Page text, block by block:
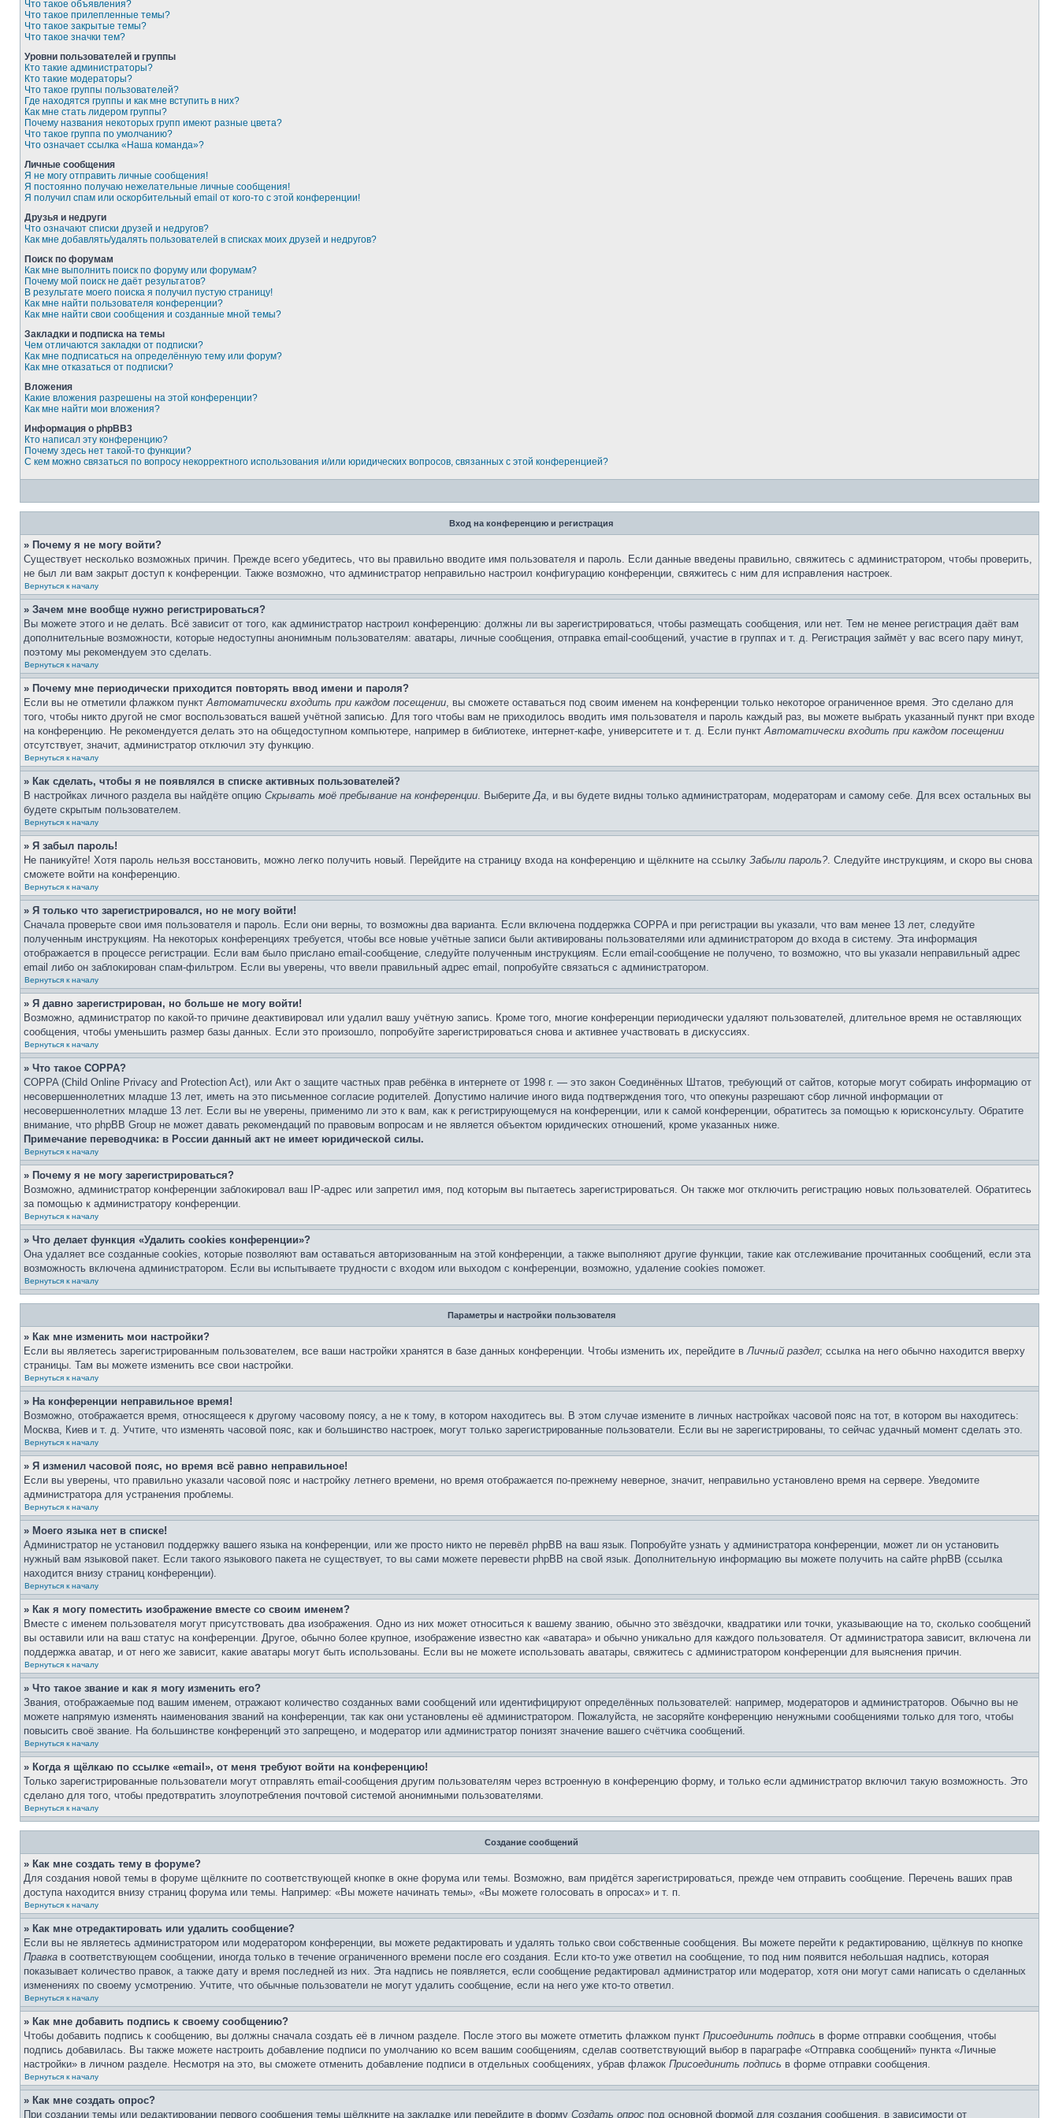
Что такое объявления?
Что такое прилепленные темы?
Что такое закрытые темы?
Что такое значки тем?
Уровни пользователей и группы
Кто такие администраторы?
Кто такие модераторы?
Что такое группы пользователей?
Где находятся группы и как мне вступить в них?
Как мне стать лидером группы?
Почему названия некоторых групп имеют разные цвета?
Что такое группа по умолчанию?
Что означает ссылка «Наша команда»?
Личные сообщения
Я не могу отправить личные сообщения!
Я постоянно получаю нежелательные личные сообщения!
Я получил спам или оскорбительный email от кого-то с этой конференции!
Друзья и недруги
Что означают списки друзей и недругов?
Как мне добавлять/удалять пользователей в списках моих друзей и недругов?
Поиск по форумам
Как мне выполнить поиск по форуму или форумам?
Почему мой поиск не даёт результатов?
В результате моего поиска я получил пустую страницу!
Как мне найти пользователя конференции?
Как мне найти свои сообщения и созданные мной темы?
Закладки и подписка на темы
Чем отличаются закладки от подписки?
Как мне подписаться на определённую тему или форум?
Как мне отказаться от подписки?
Вложения
Какие вложения разрешены на этой конференции?
Как мне найти мои вложения?
Информация о phpBB3
Кто написал эту конференцию?
Почему здесь нет такой-то функции?
С кем можно связаться по вопросу некорректного использования и/или юридических вопросов, связанных с этой конференцией?
Вход на конференцию и регистрация
» Почему я не могу войти?
Существует несколько возможных причин. Прежде всего убедитесь, что вы правильно вводите имя пользователя и пароль. Если данные введены правильно, свяжитесь с администратором, чтобы проверить,
не был ли вам закрыт доступ к конференции. Также возможно, что администратор неправильно настроил конфигурацию конференции, свяжитесь с ним для исправления настроек.
Вернуться к началу
» Зачем мне вообще нужно регистрироваться?
Вы можете этого и не делать. Всё зависит от того, как администратор настроил конференцию: должны ли вы зарегистрироваться, чтобы размещать сообщения, или нет. Тем не менее регистрация даёт вам
дополнительные возможности, которые недоступны анонимным пользователям: аватары, личные сообщения, отправка email-сообщений, участие в группах и т. д. Регистрация займёт у вас всего пару минут,
поэтому мы рекомендуем это сделать.
Вернуться к началу
» Почему мне периодически приходится повторять ввод имени и пароля?
Если вы не отметили флажком пунктАвтоматически входить при каждом посещении, вы сможете оставаться под своим именем на конференции только некоторое ограниченное время. Это сделано для
того, чтобы никто другой не смог воспользоваться вашей учётной записью. Для того чтобы вам не приходилось вводить имя пользователя и пароль каждый раз, вы можете выбрать указанный пункт при входе
на конференцию. Не рекомендуется делать это на общедоступном компьютере, например в библиотеке, интернет-кафе, университете и т. д. Если пунктАвтоматически входить при каждом посещении
отсутствует, значит, администратор отключил эту функцию.
Вернуться к началу
» Как сделать, чтобы я не появлялся в списке активных пользователей?
В настройках личного раздела вы найдёте опцию Скрывать моё пребывание на конференции. ВыберитеДа, и вы будете видны только администраторам, модераторам и самому себе. Для всех остальных вы
будете скрытым пользователем.
Вернуться к началу
» Я забыл пароль!
Не паникуйте! Хотя пароль нельзя восстановить, можно легко получить новый. Перейдите на страницу входа на конференцию и щёлкните на ссылку Забыли пароль?. Следуйте инструкциям, и скоро вы снова
сможете войти на конференцию.
Вернуться к началу
» Я только что зарегистрировался, но не могу войти!
Сначала проверьте свои имя пользователя и пароль. Если они верны, то возможны два варианта. Если включена поддержка COPPA и при регистрации вы указали, что вам менее 13 лет, следуйте
полученным инструкциям. На некоторых конференциях требуется, чтобы все новые учётные записи были активированы пользователями или администратором до входа в систему. Эта информация
отображается в процессе регистрации. Если вам было прислано email-сообщение, следуйте полученным инструкциям. Если email-сообщение не получено, то возможно, что вы указали неправильный адрес
email либо он заблокирован спам-фильтром. Если вы уверены, что ввели правильный адрес email, попробуйте связаться с администратором.
Вернуться к началу
» Я давно зарегистрирован, но больше не могу войти!
Возможно, администратор по какой-то причине деактивировал или удалил вашу учётную запись. Кроме того, многие конференции периодически удаляют пользователей, длительное время не оставляющих
сообщения, чтобы уменьшить размер базы данных. Если это произошло, попробуйте зарегистрироваться снова и активнее участвовать в дискуссиях.
Вернуться к началу
» Что такое COPPA?
COPPA (Child Online Privacy and Protection Act), или Акт о защите частных прав ребёнка в интернете от 1998 г. — это закон Соединённых Штатов, требующий от сайтов, которые могут собирать информацию от
несовершеннолетних младше 13 лет, иметь на это письменное согласие родителей. Допустимо наличие иного вида подтверждения того, что опекуны разрешают сбор личной информации от
несовершеннолетних младше 13 лет. Если вы не уверены, применимо ли это к вам, как к регистрирующемуся на конференции, или к самой конференции, обратитесь за помощью к юрисконсульту. Обратите
внимание, что phpBB Group не может давать рекомендаций по правовым вопросам и не является объектом юридических отношений, кроме указанных ниже.
Примечание переводчика: в России данный акт не имеет юридической силы.
Вернуться к началу
» Почему я не могу зарегистрироваться?
Возможно, администратор конференции заблокировал ваш IP-адрес или запретил имя, под которым вы пытаетесь зарегистрироваться. Он также мог отключить регистрацию новых пользователей. Обратитесь
за помощью к администратору конференции.
Вернуться к началу
» Что делает функция «Удалить cookies конференции»?
Она удаляет все созданные cookies, которые позволяют вам оставаться авторизованным на этой конференции, а также выполняют другие функции, такие как отслеживание прочитанных сообщений, если эта
возможность включена администратором. Если вы испытываете трудности с входом или выходом с конференции, возможно, удаление cookies поможет.
Вернуться к началу
Параметры и настройки пользователя
» Как мне изменить мои настройки?
Если вы являетесь зарегистрированным пользователем, все ваши настройки хранятся в базе данных конференции. Чтобы изменить их, перейдите вЛичный раздел; ссылка на него обычно находится вверху
страницы. Там вы можете изменить все свои настройки.
Вернуться к началу
» На конференции неправильное время!
Возможно, отображается время, относящееся к другому часовому поясу, а не к тому, в котором находитесь вы. В этом случае измените в личных настройках часовой пояс на тот, в котором вы находитесь:
Москва, Киев и т. д. Учтите, что изменять часовой пояс, как и большинство настроек, могут только зарегистрированные пользователи. Если вы не зарегистрированы, то сейчас удачный момент сделать это.
Вернуться к началу
» Я изменил часовой пояс, но время всё равно неправильное!
Если вы уверены, что правильно указали часовой пояс и настройку летнего времени, но время отображается по-прежнему неверное, значит, неправильно установлено время на сервере. Уведомите
администратора для устранения проблемы.
Вернуться к началу
» Моего языка нет в списке!
Администратор не установил поддержку вашего языка на конференции, или же просто никто не перевёл phpBB на ваш язык. Попробуйте узнать у администратора конференции, может ли он установить
нужный вам языковой пакет. Если такого языкового пакета не существует, то вы сами можете перевести phpBB на свой язык. Дополнительную информацию вы можете получить на сайте phpBB (ссылка
находится внизу страниц конференции).
Вернуться к началу
» Как я могу поместить изображение вместе со своим именем?
Вместе с именем пользователя могут присутствовать два изображения. Одно из них может относиться к вашему званию, обычно это звёздочки, квадратики или точки, указывающие на то, сколько сообщений
вы оставили или на ваш статус на конференции. Другое, обычно более крупное, изображение известно как «аватара» и обычно уникально для каждого пользователя. От администратора зависит, включена ли
поддержка аватар, и от него же зависит, какие аватары могут быть использованы. Если вы не можете использовать аватары, свяжитесь с администратором конференции для выяснения причин.
Вернуться к началу
» Что такое звание и как я могу изменить его?
Звания, отображаемые под вашим именем, отражают количество созданных вами сообщений или идентифицируют определённых пользователей: например, модераторов и администраторов. Обычно вы не
можете напрямую изменять наименования званий на конференции, так как они установлены её администратором. Пожалуйста, не засоряйте конференцию ненужными сообщениями только для того, чтобы
повысить своё звание. На большинстве конференций это запрещено, и модератор или администратор понизят значение вашего счётчика сообщений.
Вернуться к началу
» Когда я щёлкаю по ссылке «email», от меня требуют войти на конференцию!
Только зарегистрированные пользователи могут отправлять email-сообщения другим пользователям через встроенную в конференцию форму, и только если администратор включил такую возможность. Это
сделано для того, чтобы предотвратить злоупотребления почтовой системой анонимными пользователями.
Вернуться к началу
Создание сообщений
» Как мне создать тему в форуме?
Для создания новой темы в форуме щёлкните по соответствующей кнопке в окне форума или темы. Возможно, вам придётся зарегистрироваться, прежде чем отправить сообщение. Перечень ваших прав
доступа находится внизу страниц форума или темы. Например: «Вы можете начинать темы», «Вы можете голосовать в опросах» и т. п.
Вернуться к началу
» Как мне отредактировать или удалить сообщение?
Если вы не являетесь администратором или модератором конференции, вы можете редактировать и удалять только свои собственные сообщения. Вы можете перейти к редактированию, щёлкнув по кнопке
Правка в соответствующем сообщении, иногда только в течение ограниченного времени после его создания. Если кто-то уже ответил на сообщение, то под ним появится небольшая надпись, которая
показывает количество правок, а также дату и время последней из них. Эта надпись не появляется, если сообщение редактировал администратор или модератор, хотя они могут сами написать о сделанных
изменениях по своему усмотрению. Учтите, что обычные пользователи не могут удалить сообщение, если на него уже кто-то ответил.
Вернуться к началу
» Как мне добавить подпись к своему сообщению?
Чтобы добавить подпись к сообщению, вы должны сначала создать её в личном разделе. После этого вы можете отметить флажком пункт Присоединить подпись в форме отправки сообщения, чтобы
подпись добавилась. Вы также можете настроить добавление подписи по умолчанию ко всем вашим сообщениям, сделав соответствующий выбор в параграфе «Отправка сообщений» пункта «Личные
настройки» в личном разделе. Несмотря на это, вы сможете отменить добавление подписи в отдельных сообщениях, убрав флажок Присоединить подпись в форме отправки сообщения.
Вернуться к началу
» Как мне создать опрос?
При создании темы или редактировании первого сообщения темы щёлкните на закладке или перейдите в форму Создать опрос под основной формой для создания сообщения, в зависимости от